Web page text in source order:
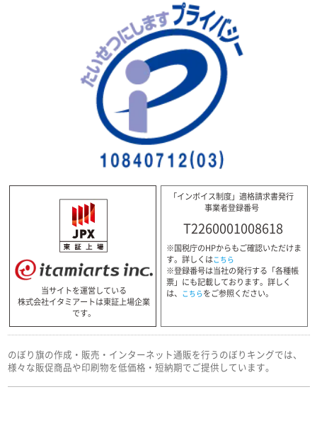
当サイトを運営している
株式会社イタミアートは東証上場企業
です。
「インボイス制度」適格請求書発行
事業者登録番号
T2260001008618
※国税庁のHPからもご確認いただけま
す。詳しくはこちら
※登録番号は当社の発行する「各種帳
票」にも記載しております。詳しく
は、 こちらをご参照ください。
のぼり旗の作成・販売・インターネット通販を行うのぼりキングでは、
様々な販促商品や印刷物を低価格・短納期でご提供しています。